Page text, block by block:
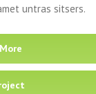
untras sitsers.